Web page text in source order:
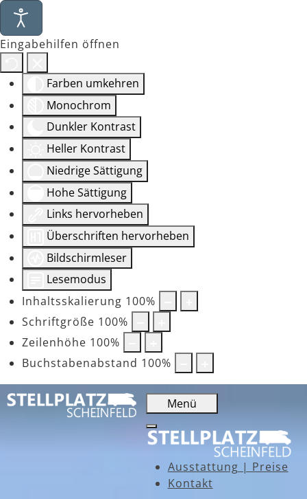
Eingabehilfen öffnen
Farben umkehren
Monochrom
Dunkler Kontrast
Heller Kontrast
Niedrige Sättigung
Hohe Sättigung
Links hervorheben
Überschriften hervorheben
Bildschirmleser
Lesemodus
Inhaltsskalierung 100%
Schriftgröße 100%
Zeilenhöhe 100%
Buchstabenabstand 100%
Menü
Ausstattung | Preise
Kontakt